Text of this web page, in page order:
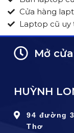
Cửa hàng
Laptop cũ uy
Mở
HUỲNH
94 đường
Thơ